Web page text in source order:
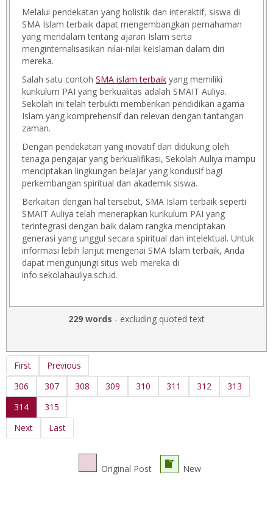
Melalui pendekatan yang holistik dan interaktif, siswa di
SMA Islam terbaik dapat mengembangkan pemahaman
yang mendalam tentang ajaran Islam serta
menginternalisasikan nilai-nilai keIslaman dalam diri
mereka.
Salah satu contohSMA islam terbaik yang memiliki
kurikulum PAI yang berkualitas adalah SMAIT Auliya.
Sekolah ini telah terbukti memberikan pendidikan agama
Islam yang komprehensif dan relevan dengan tantangan
zaman.
Dengan pendekatan yang inovatif dan didukung oleh
tenaga pengajar yang berkualifikasi, Sekolah Auliya mampu
menciptakan lingkungan belajar yang kondusif bagi
perkembangan spiritual dan akademik siswa.
Berkaitan dengan hal tersebut, SMA Islam terbaik seperti
SMAIT Auliya telah menerapkan kurikulum PAI yang
terintegrasi dengan baik dalam rangka menciptakan
generasi yang unggul secara spiritual dan intelektual. Untuk
informasi lebih lanjut mengenai SMA Islam terbaik, Anda
dapat mengunjungi situs web mereka di
info.sekolahauliya.sch.id.
229 words - excluding quoted text
First
Previous
306
307 308 309 310 311 312
313
314
315
Next
Last
Original Post New